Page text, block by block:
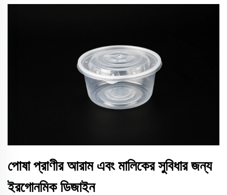
পোষা প্রাণীর আরাম এবং মালিকের সুবিধার জন্য
ইরগোনমিক ডিজাইন